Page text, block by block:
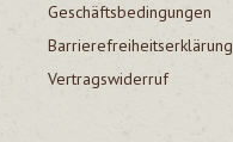
Geschäftsbedingungen
Barrierefreiheitserklärung
Vertragswiderruf